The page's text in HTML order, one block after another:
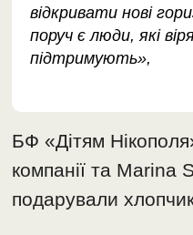
відкривати нові
поруч є люди, які
підтримують»,
БФ «Дітям
компанії та Marina
подарували